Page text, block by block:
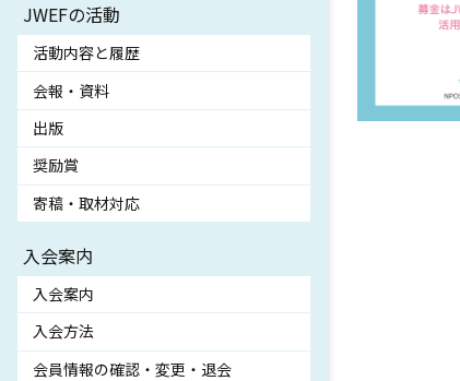
JWEFの活動
活動内容と履歴
会報・資料
出版
奨励賞
寄稿・取材対応
入会案内
入会案内
入会方法
会員情報の確認・変更・退会